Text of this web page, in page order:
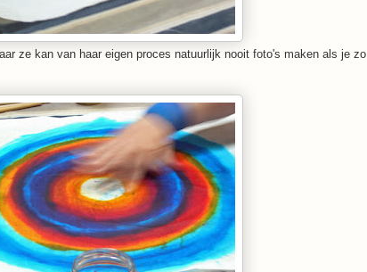
ze kan van haar eigen proces natuurlijk nooit foto's maken als je zo